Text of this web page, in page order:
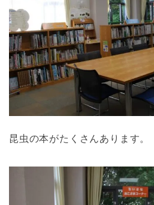
昆虫の本がたくさんあります。